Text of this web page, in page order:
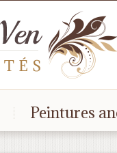
Peintures